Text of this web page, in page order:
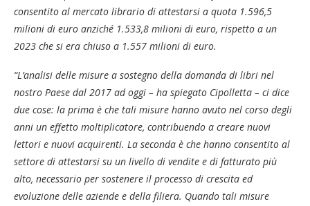
consentito al mercato librario di attestarsi a quota 1.596,5
milioni di euro anziché 1.533,8 milioni di euro, rispetto a un
2023 che si era chiuso a 1.557 milioni di euro.
“L’analisi delle misure a sostegno della domanda di libri nel
nostro Paese dal 2017 ad oggi – ha spiegato Cipolletta – ci dice
due cose: la prima è che tali misure hanno avuto nel corso degli
anni un effetto moltiplicatore, contribuendo a creare nuovi
lettori e nuovi acquirenti. La seconda è che hanno consentito al
settore di attestarsi su un livello di vendite e di fatturato più
alto, necessario per sostenere il processo di crescita ed
evoluzione delle aziende e della filiera. Quando tali misure